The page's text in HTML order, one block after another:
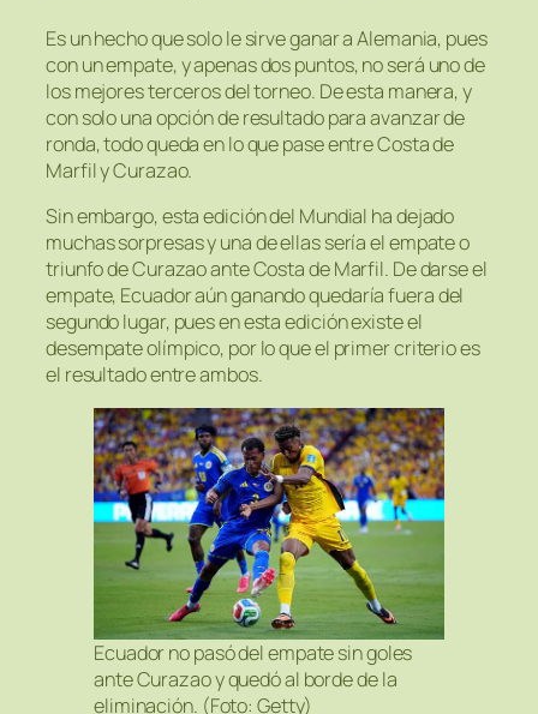
Es un hecho que solo le sirve ganar a Alemania, pues
con un empate, y apenas dos puntos, no será uno de
los mejores terceros del torneo. De esta manera, y
con solo una opción de resultado para avanzar de
ronda, todo queda en lo que pase entre Costa de
Marfil y Curazao.
Sin embargo, esta edición del Mundial ha dejado
muchas sorpresas y una de ellas sería el empate o
triunfo de Curazao ante Costa de Marfil. De darse el
empate, Ecuador aún ganando quedaría fuera del
segundo lugar, pues en esta edición existe el
desempate olímpico, por lo que el primer criterio es
el resultado entre ambos.
Ecuador no pasó del empate sin goles
ante Curazao y quedó al borde de la
eliminación. (Foto: Getty)